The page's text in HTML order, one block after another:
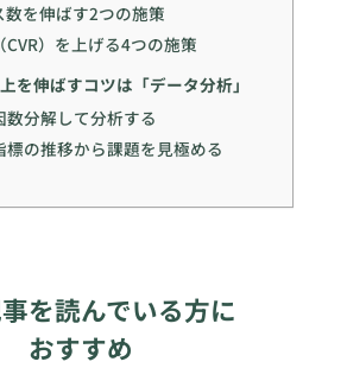
数を伸ばす2つの施策
CVR）を上げる4つの施策
を伸ばすコツは「データ分析」
数分解して分析する
標の推移から課題を見極める
を読んでいる方に
おすすめ